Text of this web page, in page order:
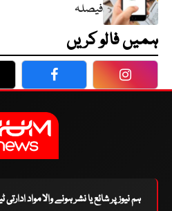
فیصلہ
ہمیں فالو کریں
Facebook
ہم نیوز پر شائع یا نشر ہونے والا مواد